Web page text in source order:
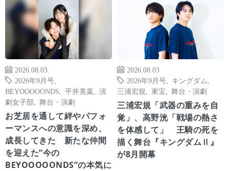
2026.08.03
2026年9月号
BEYOOOOONDS
平井美葉
演
劇女子部
舞台・演劇
お芝居を通して絆やパフォ
ーマンスへの意識を深め、
成長してきた 新たな仲間
を迎えた“今の
BEYOOOOONDS”の本気に
2026.08.03
2026年9月号
キングダム
三浦宏規
東宝 舞台・演劇
三浦宏規「武器の重みを自
覚」、高野洸「戦場の熱さ
を体感して」 王騎の死を
描く舞台『キングダムⅡ』
が8月開幕